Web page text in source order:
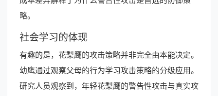
略。
社会学习的体现
有趣的是，花梨鹰的攻击策略并非完全由本能决定。
幼鹰通过观察父母的行为学习攻击策略的分级应用。
研究人员观察到，年轻花梨鹰的警告性攻击与真实攻